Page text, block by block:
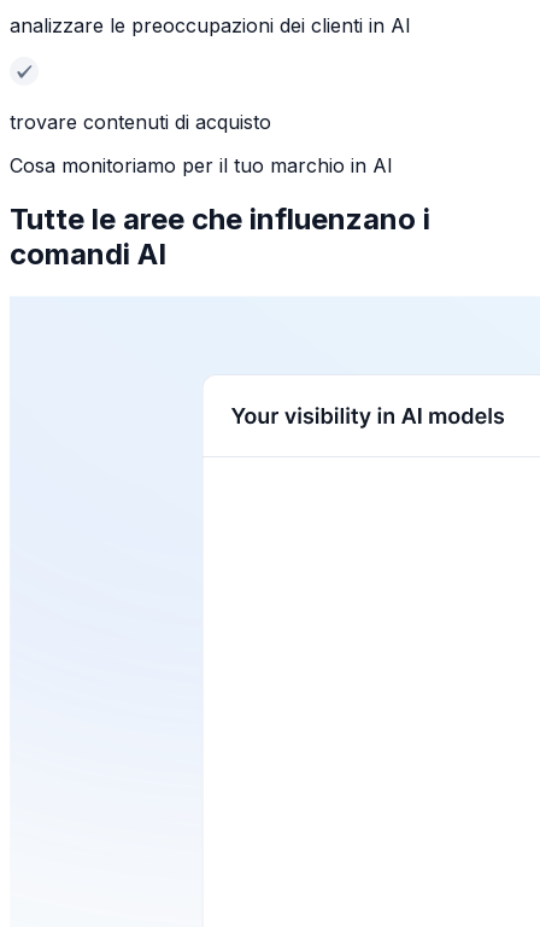
analizzare le preoccupazioni dei clienti in AI
trovare contenuti di acquisto
Cosa monitoriamo per il tuo marchio in AI
Tutte le aree che influenzano i
comandi AI